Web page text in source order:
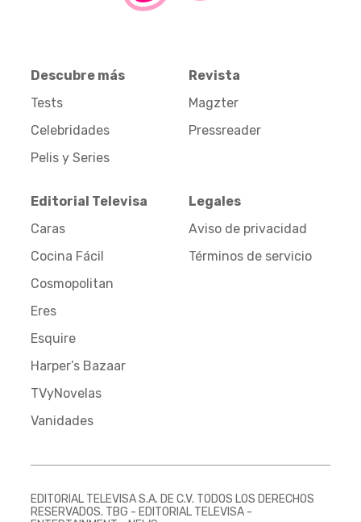
Descubre más
Tests
Celebridades
Pelis y Series
Revista
Magzter
Pressreader
Editorial Televisa
Caras
Cocina Fácil
Cosmopolitan
Eres
Esquire
Harper’s Bazaar
TVyNovelas
Vanidades
Legales
Aviso de privacidad
Términos de servicio
EDITORIAL TELEVISA S.A. DE C.V. TODOS LOS DERECHOS
RESERVADOS. TBG - EDITORIAL TELEVISA -